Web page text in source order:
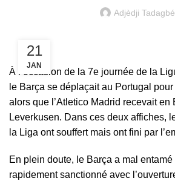
Adjèdji Tadagbé
21
JAN
À l’occasion de la 7e journée de la
le Barça se déplaçait au Portugal
alors que l’Atletico Madrid recevait en
Leverkusen. Dans ces deux affiches,
la Liga ont souffert mais ont fini par
En plein doute, le Barça a mal entamé
rapidement sanctionné avec